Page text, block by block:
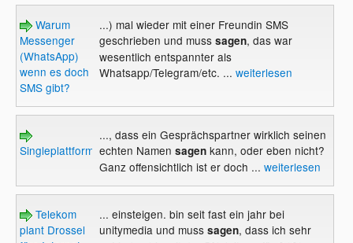
Warum
Messenger
(WhatsApp)
wenn es doch
SMS gibt?
...) mal wieder mit einer Freundin SMS
geschrieben und musssagen, das war
wesentlich entspannter als
Whatsapp/Telegram/etc. ... weiterlesen
Singleplattformen
..., dass ein Gesprächspartner wirklich seinen
echten Namen sagenkann, oder eben nicht?
Ganz offensichtlich ist er doch ... weiterlesen
Telekom
plant Drossel
... einsteigen. bin seit fast ein jahr bei
unitymedia und musssagen, dass ich sehr